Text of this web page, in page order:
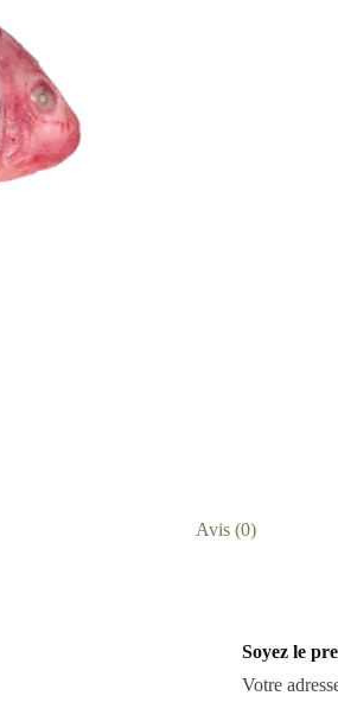
Avis (0)
Soyez le
Votre